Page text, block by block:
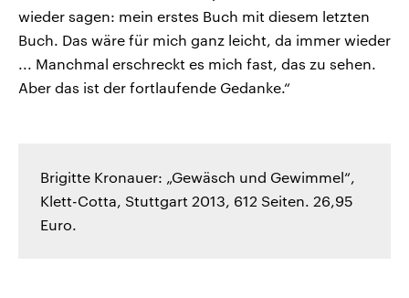
wieder sagen: mein erstes Buch mit diesem letzten
Buch. Das wäre für mich ganz leicht, da immer wieder
... Manchmal erschreckt es mich fast, das zu sehen.
Aber das ist der fortlaufende Gedanke.“
Brigitte Kronauer: „Gewäsch und Gewimmel“,
Klett-Cotta, Stuttgart 2013, 612 Seiten. 26,95
Euro.